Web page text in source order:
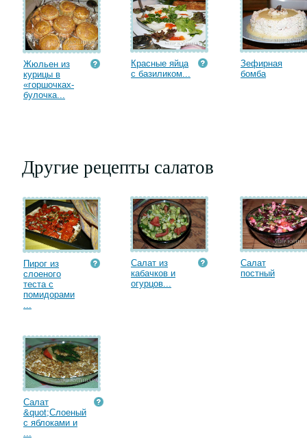
Жюльен из
курицы в
«горшочках-
булочка...
Красные яйца
с базиликом...
Зефирная
бомба
Другие рецепты салатов
Пирог из
слоеного
теста с
помидорами
...
Салат из
кабачков и
огурцов...
Салат
постный
Салат
&quot;Слоеный
с яблоками и
...